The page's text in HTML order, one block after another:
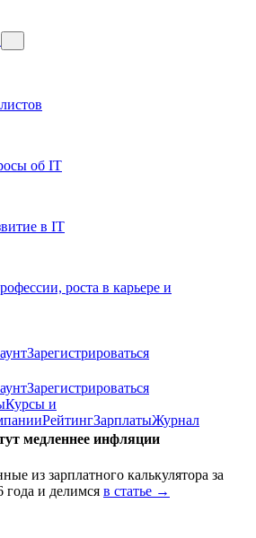
об IT
в IT
роста в карьере и
Зарегистрироваться
Зарегистрироваться
Курсы и
РейтингЗарплатыЖурнал
медленнее инфляции
из зарплатного калькулятора за
года и делимся в статье →